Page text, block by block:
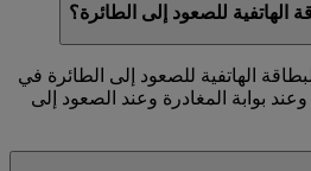
الهاتفية للصعود إلى الطائرة؟
الهاتفية للصعود إلى الطائرة في
بوابة المغادرة وعند الصعود إلى